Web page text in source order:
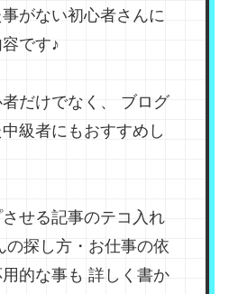
がない初心者さんに
です♪
だけでなく、
ブログ
級者にもおすすめし
せる記事のテコ入れ
の探し方・お仕事の依
的な事も 詳しく書か